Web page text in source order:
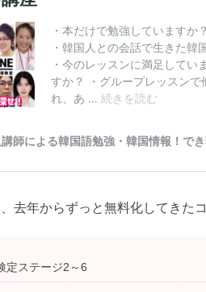
去年からずっと無料化してきた
定ステージ2～6